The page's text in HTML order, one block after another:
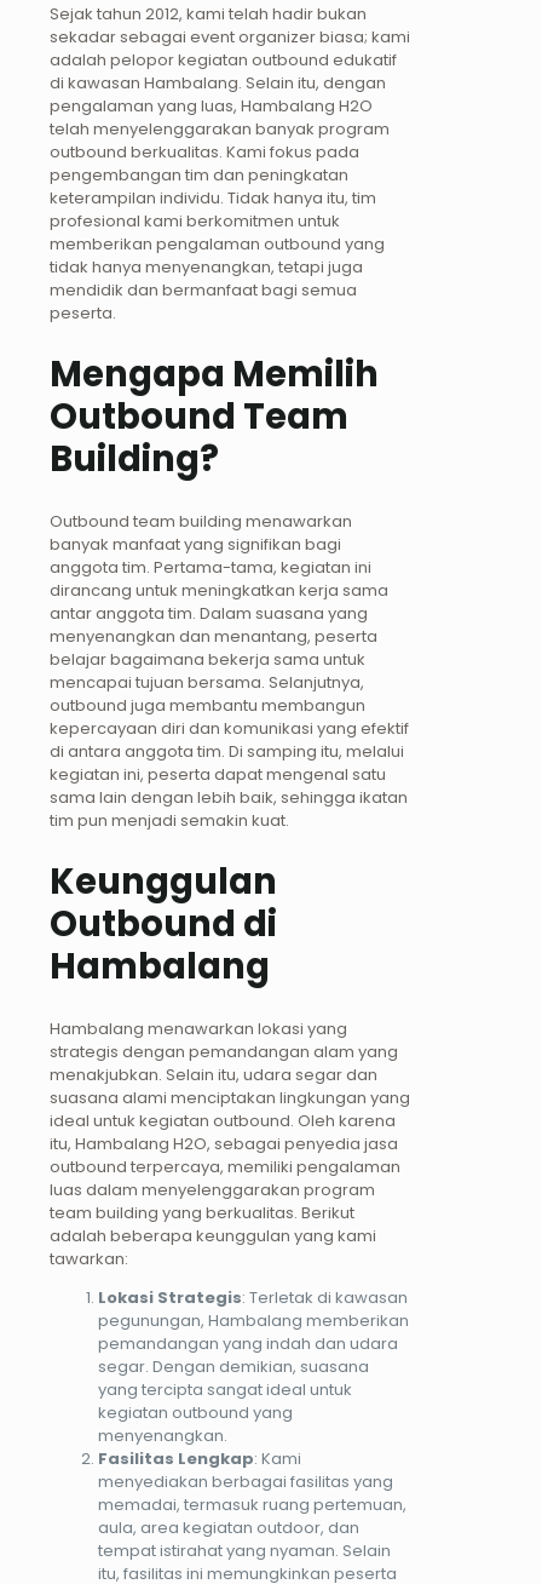
Sejak tahun 2012, kami telah hadir bukan
sekadar sebagai event organizer biasa; kami
adalah pelopor kegiatan outbound edukatif
di kawasan Hambalang. Selain itu, dengan
pengalaman yang luas, Hambalang H2O
telah menyelenggarakan banyak program
outbound berkualitas. Kami fokus pada
pengembangan tim dan peningkatan
keterampilan individu. Tidak hanya itu, tim
profesional kami berkomitmen untuk
memberikan pengalaman outbound yang
tidak hanya menyenangkan, tetapi juga
mendidik dan bermanfaat bagi semua
peserta.
Mengapa Memilih
Outbound Team
Building?
Outbound team building menawarkan
banyak manfaat yang signifikan bagi
anggota tim. Pertama-tama, kegiatan ini
dirancang untuk meningkatkan kerja sama
antar anggota tim. Dalam suasana yang
menyenangkan dan menantang, peserta
belajar bagaimana bekerja sama untuk
mencapai tujuan bersama. Selanjutnya,
outbound juga membantu membangun
kepercayaan diri dan komunikasi yang efektif
di antara anggota tim. Di samping itu, melalui
kegiatan ini, peserta dapat mengenal satu
sama lain dengan lebih baik, sehingga ikatan
tim pun menjadi semakin kuat.
Keunggulan
Outbound di
Hambalang
Hambalang menawarkan lokasi yang
strategis dengan pemandangan alam yang
menakjubkan. Selain itu, udara segar dan
suasana alami menciptakan lingkungan yang
ideal untuk kegiatan outbound. Oleh karena
itu, Hambalang H2O, sebagai penyedia jasa
outbound terpercaya, memiliki pengalaman
luas dalam menyelenggarakan program
team building yang berkualitas. Berikut
adalah beberapa keunggulan yang kami
tawarkan:
Lokasi Strategis: Terletak di kawasan
pegunungan, Hambalang memberikan
pemandangan yang indah dan udara
segar. Dengan demikian, suasana
yang tercipta sangat ideal untuk
kegiatan outbound yang
menyenangkan.
Fasilitas Lengkap: Kami
menyediakan berbagai fasilitas yang
memadai, termasuk ruang pertemuan,
aula, area kegiatan outdoor, dan
tempat istirahat yang nyaman. Selain
itu, fasilitas ini memungkinkan peserta